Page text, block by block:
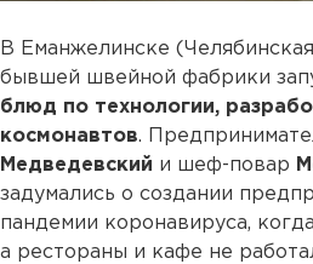
В Еманжелинске
бывшей швейной фабрики
блюд по технологии,
космонавтов.
Медведевский и шеф-повар
задумались о создании
пандемии коронавируса,
а рестораны и кафе не